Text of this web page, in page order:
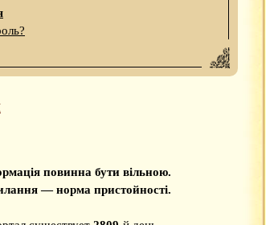
повинна бути вільною.
— норма пристойності.